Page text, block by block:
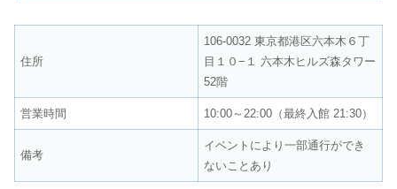
住所
106-0032 東京都港区六本木６丁
目１０−１ 六本木ヒルズ森タワー
52階
営業時間 10:00～22:00（最終入館 21:30）
備考
イベントにより一部通行ができ
ないことあり